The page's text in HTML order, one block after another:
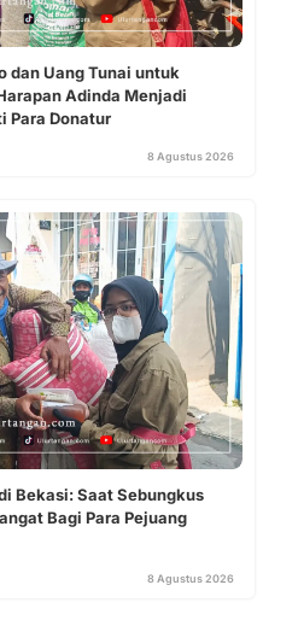
dan Uang Tunai untuk
Adinda Menjadi
Para Donatur
8 Agustus 2026
Bekasi: Saat Sebungkus
Bagi Para Pejuang
8 Agustus 2026